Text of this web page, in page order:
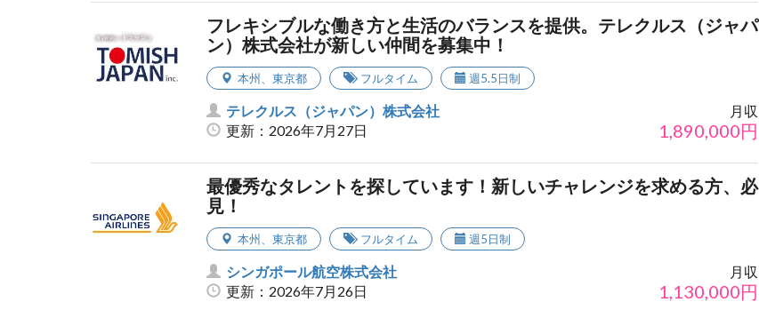
フレキシブルな働き方と生活のバランスを提供。テレクルス（ジャパ
ン）株式会社が新しい仲間を募集中！
本州、 東京都 フルタイム 週5.5日制
テレクルス（ジャパン）株式会社
更新：2026年7月27日
月収
1,890,000円
最優秀なタレントを探しています！新しいチャレンジを求める方、必
見！
本州、 東京都 フルタイム 週5日制
シンガポール航空株式会社
更新：2026年7月26日
月収
1,130,000円